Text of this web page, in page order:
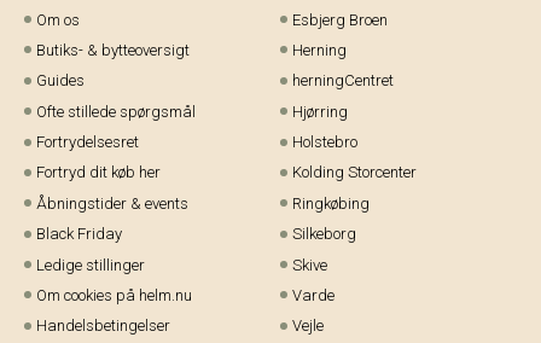
Om os
Butiks- & bytteoversigt
Guides
Ofte stillede spørgsmål
Fortrydelsesret
Fortryd dit køb her
Åbningstider & events
Black Friday
Ledige stillinger
Om cookies på helm.nu
Handelsbetingelser
Esbjerg Broen
Herning
herningCentret
Hjørring
Holstebro
Kolding Storcenter
Ringkøbing
Silkeborg
Skive
Varde
Vejle